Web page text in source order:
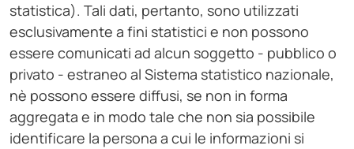
statistica). Tali dati, pertanto, sono utilizzati
esclusivamente a fini statistici e non possono
essere comunicati ad alcun soggetto - pubblico o
privato - estraneo al Sistema statistico nazionale,
nè possono essere diffusi, se non in forma
aggregata e in modo tale che non sia possibile
identificare la persona a cui le informazioni si